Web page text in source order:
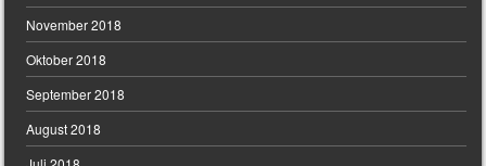
November 2018
Oktober 2018
September 2018
August 2018